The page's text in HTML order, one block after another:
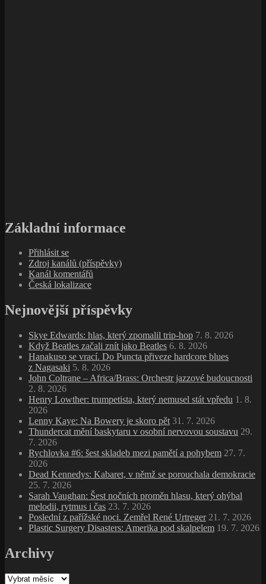
Základní informace
Přihlásit se
Zdroj kanálů (příspěvky)
Kanál komentářů
Česká lokalizace
Nejnovější příspěvky
Skye Edwards: hlas, který zpomalil trip‑hop 7. 8. 2026
Když Beatles začali znít jako Beatles 6. 8. 2026
Hanakuso se vrací. Do Puncta přiveze hardcore blues
z Nagasaki 5. 8. 2026
John Coltrane – Africa/Brass: Orchestr jazzové budoucnosti
2. 8. 2026
Henry Lowther: trumpetista, který nemusel stát vpředu 1. 8.
2026
Lenny Kaye: Na Bowery je skoro pět 31. 7. 2026
Thundercat mění baskytaru v osobní nervovou soustavu 29.
7. 2026
Rychlovka #6: šest skladeb mezi pamětí a pohybem 27. 7.
2026
Dead Kennedys: Kabaret, v němž se porouchala demokracie
25. 7. 2026
Sarah Vaughan: Šest nočních proměn hlasu, který ohýbal
melodii, rytmus i čas 23. 7. 2026
Poslední z pařížské noci. Zemřel René Urtreger 21. 7. 2026
Plastic Surgery Disasters: Amerika pod skalpelem 19. 7. 2026
Archivy
Archivy